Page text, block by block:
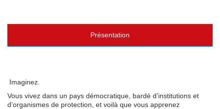
Présentation
Imaginez.
Vous vivez dans un pays démocratique, bardé d’institutions et
d’organismes de protection, et voilà que vous apprenez